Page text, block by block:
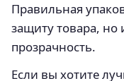
Правильная
защиту товара, но
прозрачность.
Если вы хотите